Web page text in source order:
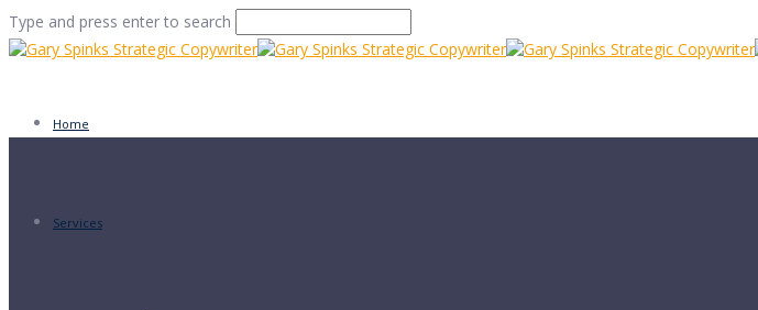
Type and press enter to search
Home
Services